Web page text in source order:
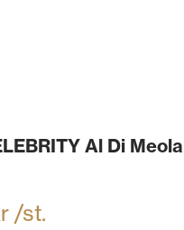
Al Di Meola
/st.